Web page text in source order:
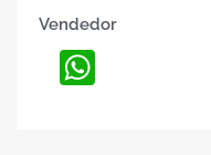
Vendedor